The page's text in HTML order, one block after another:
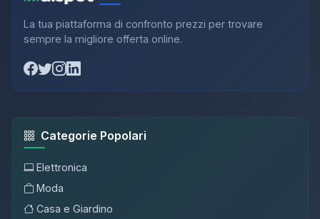
La tua piattaforma di confronto prezzi per trovare
sempre la migliore offerta online.
Categorie Popolari
Elettronica
Moda
Casa e Giardino